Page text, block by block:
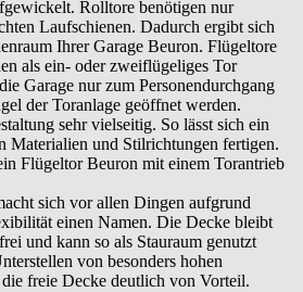
Rolltore benötigen nur
Laufschienen. Dadurch ergibt sich
Ihrer Garage Beuron. Flügeltore
als ein- oder zweiflügeliges Tor
Garage nur zum Personendurchgang
der Toranlage geöffnet werden.
sehr vielseitig. So lässt sich ein
Materialien und Stilrichtungen fertigen.
Flügeltor Beuron mit einem Torantrieb
sich vor allen Dingen aufgrund
einen Namen. Die Decke bleibt
und kann so als Stauraum genutzt
von besonders hohen
freie Decke deutlich von Vorteil.